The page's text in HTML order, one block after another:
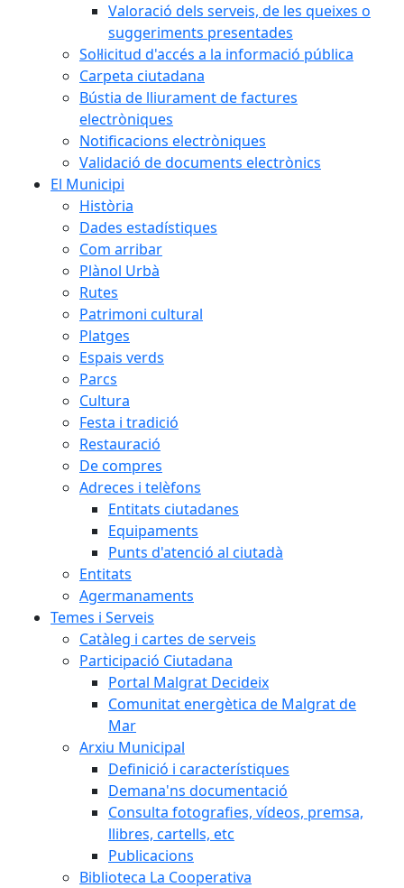
Valoració dels serveis, de les queixes o
suggeriments presentades
Sol·licitud d'accés a la informació pública
Carpeta ciutadana
Bústia de lliurament de factures
electròniques
Notificacions electròniques
Validació de documents electrònics
El Municipi
Història
Dades estadístiques
Com arribar
Plànol Urbà
Rutes
Patrimoni cultural
Platges
Espais verds
Parcs
Cultura
Festa i tradició
Restauració
De compres
Adreces i telèfons
Entitats ciutadanes
Equipaments
Punts d'atenció al ciutadà
Entitats
Agermanaments
Temes i Serveis
Catàleg i cartes de serveis
Participació Ciutadana
Portal Malgrat Decideix
Comunitat energètica de Malgrat de
Mar
Arxiu Municipal
Definició i característiques
Demana'ns documentació
Consulta fotografies, vídeos, premsa,
llibres, cartells, etc
Publicacions
Biblioteca La Cooperativa